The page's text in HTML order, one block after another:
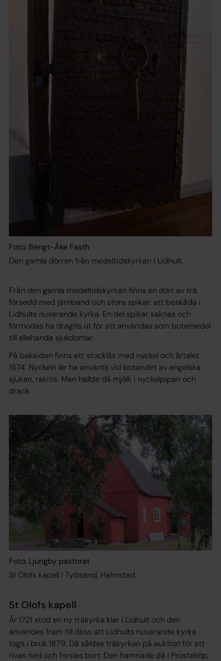
Foto: Bengt-Åke Fasth
Den gamla dörren från medeltidskyrkan i Lidhult.
Från den gamla medeltidskyrkan finns en dörr av trä,
försedd med järnband och stora spikar, att beskåda i
Lidhults nuvarande kyrka. En del spikar saknas och
förmodas ha dragits ut för att användas som botemedel
till allehanda sjukdomar.
På baksidan finns ett stocklås med nyckel och årtalet
1674. Nyckeln lär ha använts vid botandet av engelska
sjukan, rakitis. Man hällde då mjölk i nyckelpipan och
drack.
Foto: Ljungby pastorat
St Olofs kapell i Tylösand, Halmstad.
St Olofs kapell
År 1721 stod en ny träkyrka klar i Lidhult och den
användes fram till dess att Lidhults nuvarande kyrka
togs i bruk 1879. Då såldes träkyrkan på auktion för att
rivas ned och forslas bort. Den hamnade då i Prosteköp,